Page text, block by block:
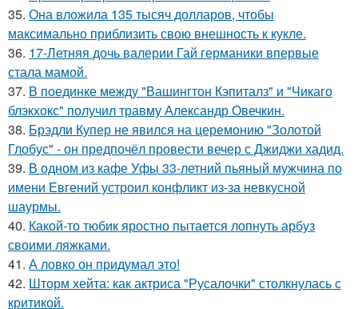
35. Она вложила 135 тысяч долларов, чтобы
максимально приблизить свою внешность к кукле.
36. 17-Летняя дочь валерии Гай германики впервые
стала мамой.
37. В поединке между "Вашингтон Кэпиталз" и "Чикаго
блэкхокс" получил травму Александр Овечкин.
38. Брэдли Купер не явился на церемонию "Золотой
Глобус" - он предпочёл провести вечер с Джиджи хадид.
39. В одном из кафе Уфы 33-летний пьяный мужчина по
имени Евгений устроил конфликт из-за невкусной
шаурмы.
40. Какой-то тюбик яростно пытается лопнуть арбуз
своими ляжками.
41. А ловко он придумал это!
42. Шторм хейта: как актриса "Русалочки" столкнулась с
критикой.